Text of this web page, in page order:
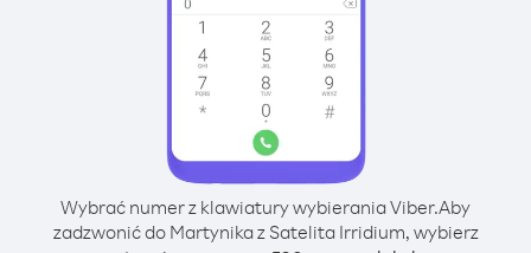
Wybrać numer z klawiatury wybierania Viber.Aby
zadzwonić do Martynika z Satelita Irridium, wybierz